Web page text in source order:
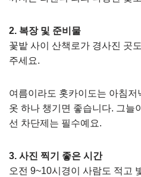
2. 복장 및 준비물
꽃밭 사이 산책로가 경사진 곳
주세요.
여름이라도 홋카이도는 아침
옷 하나 챙기면 좋습니다. 그늘
선 차단제는 필수예요.
3. 사진 찍기 좋은 시간
오전 9~10시경이 사람도 적고